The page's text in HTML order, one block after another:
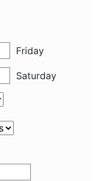
Friday
Saturday